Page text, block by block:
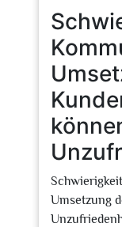
Umsetzung